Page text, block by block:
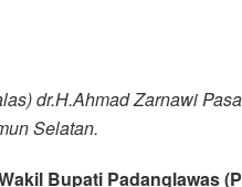
dr.H.Ahmad Zarnawi
Selatan.
Bupati Padanglawas